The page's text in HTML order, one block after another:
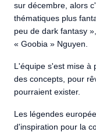
sur décembre, alors
thématiques plus
peu de dark fantasy
« Goobia » Nguyen.
L'équipe s'est mise à
des concepts, pour
pourraient exister.
Les légendes
d'inspiration pour la